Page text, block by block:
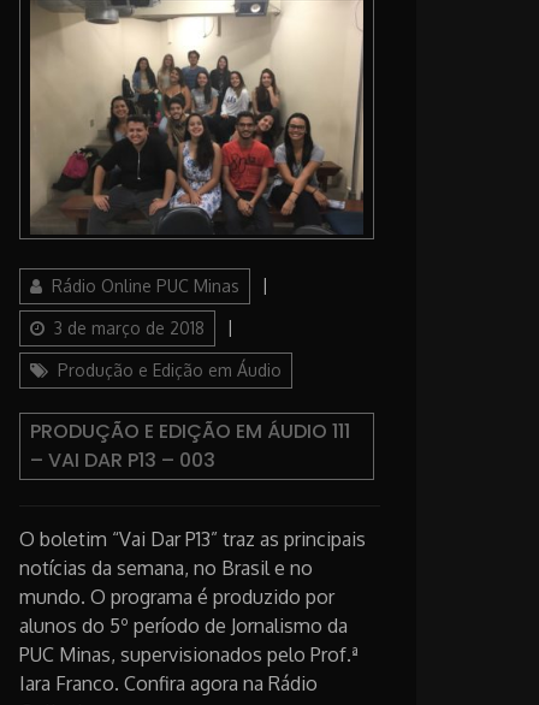
AuthorRádio Online PUC Minas
3 de março de 2018
Produção e Edição em Áudio
PRODUÇÃO E EDIÇÃO EM ÁUDIO 111
– VAI DAR P13 – 003
O boletim “Vai Dar P13” traz as principais
notícias da semana, no Brasil e no
mundo. O programa é produzido por
alunos do 5º período de Jornalismo da
PUC Minas, supervisionados pelo Prof.ª
Iara Franco. Confira agora na Rádio